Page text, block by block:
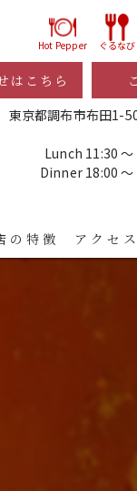
Hot Pepper ぐるなび
はこちら
東京都調布市布田1-
Lunch 11:30
Dinner 18:00 ～
の特徴 アクセス